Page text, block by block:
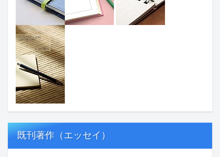
既刊著作（エッセイ）